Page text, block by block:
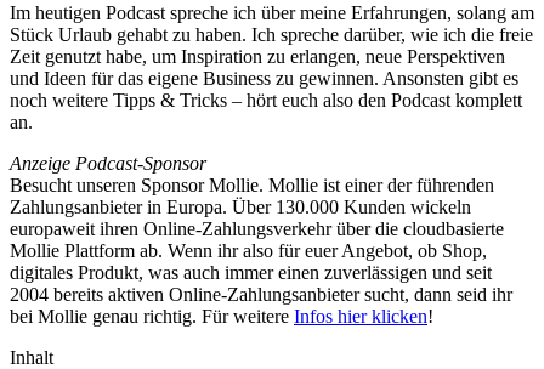
Im heutigen Podcast spreche ich über meine Erfahrungen, solang am
Stück Urlaub gehabt zu haben. Ich spreche darüber, wie ich die freie
Zeit genutzt habe, um Inspiration zu erlangen, neue Perspektiven
und Ideen für das eigene Business zu gewinnen. Ansonsten gibt es
noch weitere Tipps & Tricks – hört euch also den Podcast komplett
an.
Anzeige Podcast-Sponsor
Besucht unseren Sponsor Mollie. Mollie ist einer der führenden
Zahlungsanbieter in Europa. Über 130.000 Kunden wickeln
europaweit ihren Online-Zahlungsverkehr über die cloudbasierte
Mollie Plattform ab. Wenn ihr also für euer Angebot, ob Shop,
digitales Produkt, was auch immer einen zuverlässigen und seit
2004 bereits aktiven Online-Zahlungsanbieter sucht, dann seid ihr
bei Mollie genau richtig. Für weitere Infos hier klicken!
Inhalt